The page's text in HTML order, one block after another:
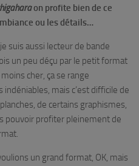
on profite bien de ce
ou les détails…
suis aussi lecteur de bande
un peu déçu par le petit format
cher, ça se range
mais c’est difficile de
de certains graphismes,
pouvoir profiter pleinement de
un grand format, OK, mais